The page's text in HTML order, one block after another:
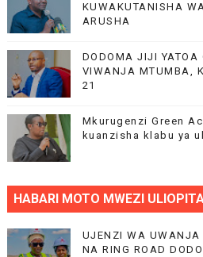
KUWAKUTANISHA
ARUSHA
DODOMA JIJI YATOA
VIWANJA MTUMBA,
21
Mkurugenzi Green
kuanzisha klabu ya
HABARI MOTO MWEZI
UJENZI WA UWANJA
NA RING ROAD